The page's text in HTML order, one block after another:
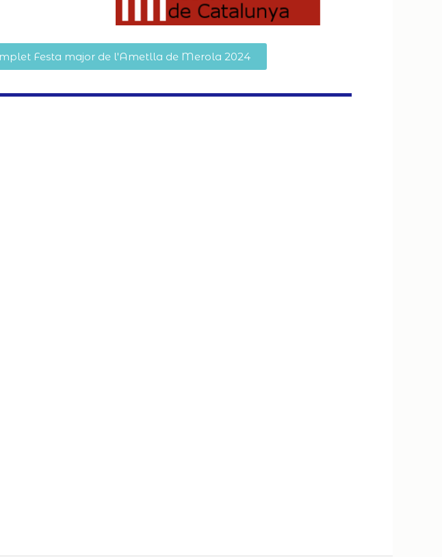
Festa major de l'Ametlla de Merola 2024